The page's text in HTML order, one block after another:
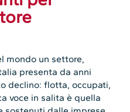
mondo un settore,
presenta da anni
declino: flotta, occupati,
voce in salita è quella